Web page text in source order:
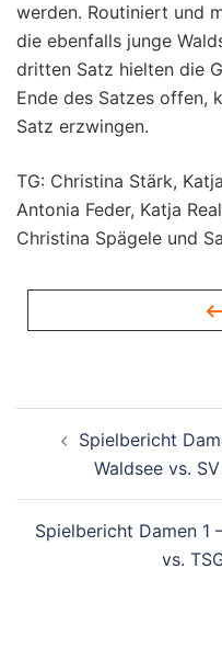
werden. Routiniert und
die ebenfalls junge
dritten Satz hielten die
Ende des Satzes offen,
Satz erzwingen.
TG: Christina Stärk,
Antonia Feder, Katja
Christina Spägele und
Spielbericht
Waldsee vs.
Spielbericht Damen 1
vs.